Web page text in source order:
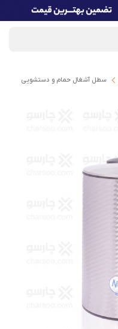
سطل آشغال حمام و دستشویی